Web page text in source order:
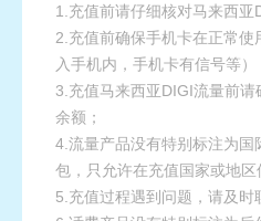
1.充值前请仔细核对马来西亚
2.充值前确保手机卡在正常
入手机内，手机卡有信号等）
3.充值马来西亚DIGI流量前
余额；
4.流量产品没有特别标注为国
包，只允许在充值国家或地区
5.充值过程遇到问题，请及时